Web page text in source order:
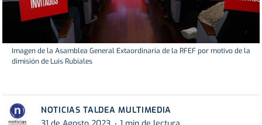
Imagen de la Asamblea General Extaordinaria de la RFEF por motivo de la
dimisión de Luis Rubiales
NOTICIAS TALDEA MULTIMEDIA